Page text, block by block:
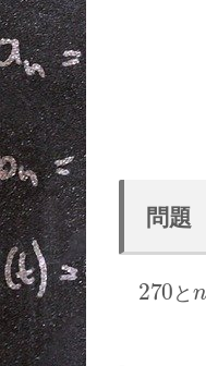
問題
270 と